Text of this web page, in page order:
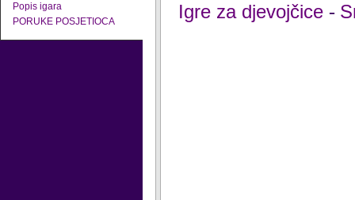
Popis igara
PORUKE POSJETIOCA
Igre za djevojčice -